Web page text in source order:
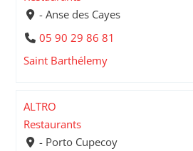
- Anse des Cayes
05 90 29 86 81
Saint Barthélemy
ALTRO
Restaurants
- Porto Cupecoy